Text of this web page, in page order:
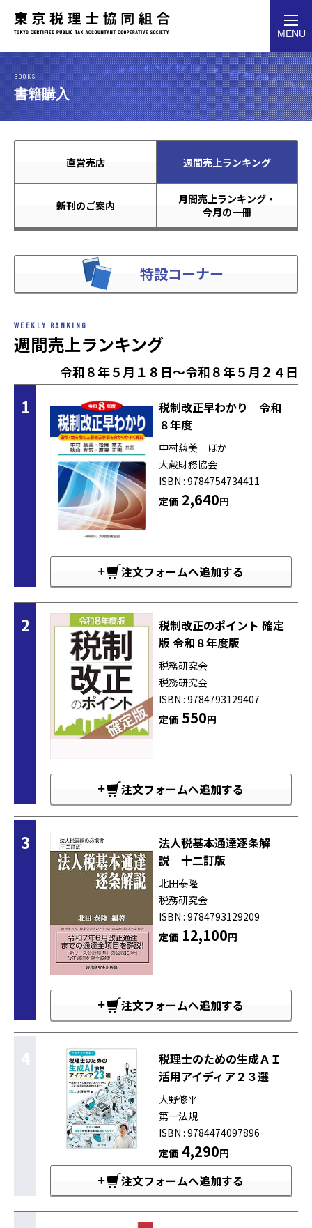
MENU
BOOKS
書籍購入
直営売店 週間売上ランキング
新刊のご案内
月間売上ランキング・
今月の一冊
特設コーナー
WEEKLY RANKING
週間売上ランキング
令和８年５月１８日～令和８年５月２４日
1
税制改正早わかり 令和
８年度
中村慈美 ほか
大蔵財務協会
ISBN : 9784754734411
定価2,640円
注文フォームへ追加する
2
税制改正のポイント 確定
版 令和８年度版
税務研究会
税務研究会
ISBN : 9784793129407
定価550円
注文フォームへ追加する
3
法人税基本通達逐条解
説 十二訂版
北田泰隆
税務研究会
ISBN : 9784793129209
定価12,100円
注文フォームへ追加する
4
税理士のための生成ＡＩ
活用アイディア２３選
大野修平
第一法規
ISBN : 9784474097896
定価4,290円
注文フォームへ追加する